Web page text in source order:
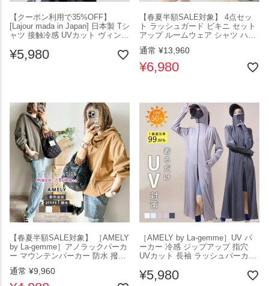
【クーポン利用で35%OFF】
[Lajour mada in Japan] 日本製 Tシ
ャツ 接触冷感 UVカット ヴィンテ
カジュアル 半袖 トップス レディ
ース おすすめ おしゃれ 2025春夏
¥5,980
【春夏半額SALE対象】 4点セッ
ト ラッシュガード ビキニ セット
アップ ルームウェア シャツ ハー
フパンツ オーバーサイズ ストラ
イプ 紫外線対策 UVカット 海水浴
プール カップ付き 水着 スイムウ
ェア 水陸両用 2025春夏新作
通常 ¥13,960
¥6,980
【春夏半額SALE対象】 ［AMELY
by La-gemme］アノラックパーカ
ー マウンテンパーカー 防水 撥水
紫外線対策 UVカット ハーフジッ
プ ライトアウター アウトドア 運
動会 レディース おすすめ おしゃ
通常 ¥9,960
［AMELY by La-gemme］UV パ
ーカー 冷感 ジップアップ 指穴
UVカット 長袖 ラッシュパーカー
ば 紫外線 日除け対策 薄手 吸汗
ユニセックス 体型カバー 軽量 サ
¥5,980